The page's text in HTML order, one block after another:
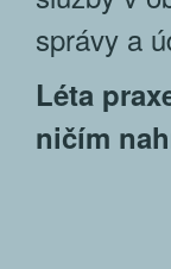
správy a
Léta
ničím